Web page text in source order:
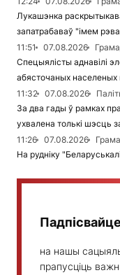
Лукашэнка
запатрабаваў "імем
11:51
07.08.2026
Спецыялісты аднавілі
абясточаных населеных
11:32
07.08.2026
За два гады ў рамках
ухвалена толькі шэсць
11:26
07.08.2026
На рудніку
на нашы
прапусціць